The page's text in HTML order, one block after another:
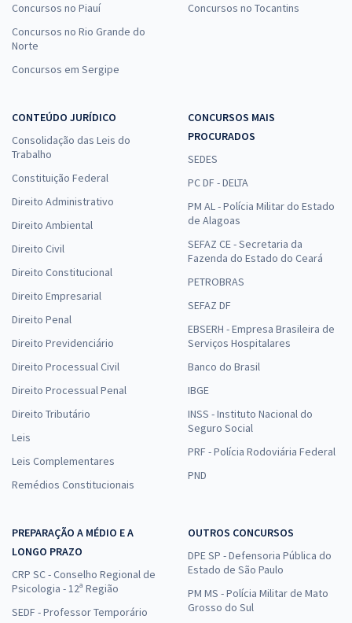
Concursos no Piauí
Concursos no Rio Grande do
Norte
Concursos em Sergipe
Concursos no Tocantins
CONTEÚDO JURÍDICO
Consolidação das Leis do
Trabalho
Constituição Federal
Direito Administrativo
Direito Ambiental
Direito Civil
Direito Constitucional
Direito Empresarial
Direito Penal
Direito Previdenciário
Direito Processual Civil
Direito Processual Penal
Direito Tributário
Leis
Leis Complementares
Remédios Constitucionais
CONCURSOS MAIS
PROCURADOS
SEDES
PC DF - DELTA
PM AL - Polícia Militar do Estado
de Alagoas
SEFAZ CE - Secretaria da
Fazenda do Estado do Ceará
PETROBRAS
SEFAZ DF
EBSERH - Empresa Brasileira de
Serviços Hospitalares
Banco do Brasil
IBGE
INSS - Instituto Nacional do
Seguro Social
PRF - Polícia Rodoviária Federal
PND
PREPARAÇÃO A MÉDIO E A
LONGO PRAZO
CRP SC - Conselho Regional de
Psicologia - 12ª Região
SEDF - Professor Temporário
OUTROS CONCURSOS
DPE SP - Defensoria Pública do
Estado de São Paulo
PM MS - Polícia Militar de Mato
Grosso do Sul